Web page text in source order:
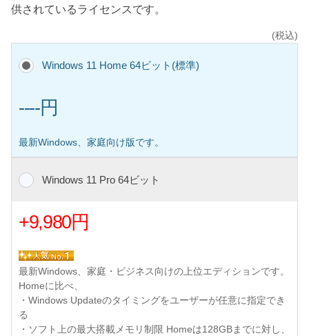
供されているライセンスです。
(税込)
Windows 11 Home 64ビット(標準)
----円
最新Windows、家庭向け版です。
Windows 11 Pro 64ビット
+9,980円
最新Windows、家庭・ビジネス向けの上位エディションです。
Homeに比べ、
・Windows Updateのタイミングをユーザーが任意に指定でき
る
・ソフト上の最大搭載メモリ制限 Homeは128GBまでに対し、